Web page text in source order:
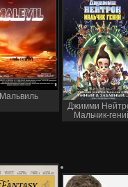
Мальвиль
Джимми
Мальчик-